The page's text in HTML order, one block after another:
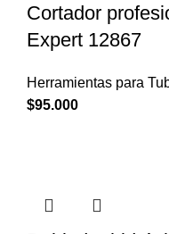
Cortador
Expert 12867
Herramientas para
$95.000